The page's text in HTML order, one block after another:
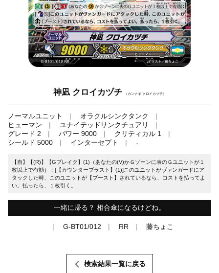
神凪 クロイカヅチ （カンナギ クロイカヅチ）
ノーマルユニット
オラクルシンクタンク
ヒューマン
ユナイテッドサンクチュアリ
グレード 2
パワー 9000
クリティカル 1
シールド 5000
インターセプト -
【自】【(R)】【Gブレイク】(1)（あなたの(V)かＧゾーンに表のＧユニットが１
枚以上で有効）：[【カウンターブラスト】(1)]このユニットがヴァンガードにア
タックした時、このユニットが【ブースト】されているなら、コストを払ってよ
い。払ったら、１枚引く。
一緒に帰る？ 相合傘になるけどね。
G-BT01/012 RR 藤ちょこ
検索結果一覧に戻る